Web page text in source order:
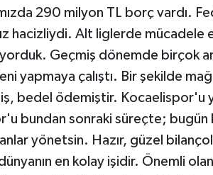
290 milyon TL borç vardı.
hacizliydi. Alt liglerde
Geçmiş dönemde birçok
yapmaya çalıştı. Bir şekilde
bedel ödemiştir. Kocaelispor'u
bundan sonraki süreçte; bugün
yönetsin. Hazır, güzel
en kolay işidir. Önemli